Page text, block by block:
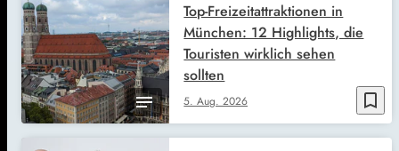
bookmark_border
5. Aug. 2026
Top-Freizeitattraktionen in
München: 12 Highlights, die
Touristen wirklich sehen
sollten